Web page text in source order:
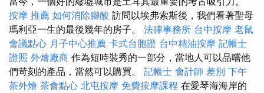
按摩 推薦 如何消除腳酸 訪問以埃弗索斯後，我們看著聖母
瑪利亞一生的最後幾年的房子。 法律事務所 台中按摩 老鼠
會議點心 月子中心推薦 卡式台胞證 台中精油按摩 記帳士
證照 外燴廠商 作為短時裝秀的一部分，當地人可以品嚐他
們苛刻的產品，當然可以購買。 記帳士 會計師 差別 下午
茶外燴 茶會點心 北屯按摩 免費按摩課程 在愛琴海海岸的